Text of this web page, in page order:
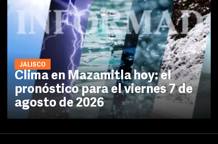
JALISCO
Clima en Mazamitla hoy: el
pronóstico para el viernes 7 de
agosto de 2026